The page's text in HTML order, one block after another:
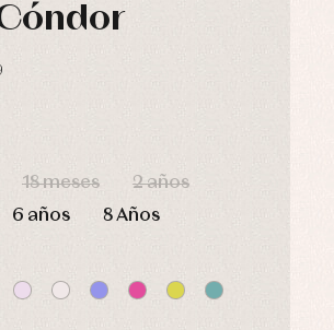
18 meses
2 años
6 años 8 Años